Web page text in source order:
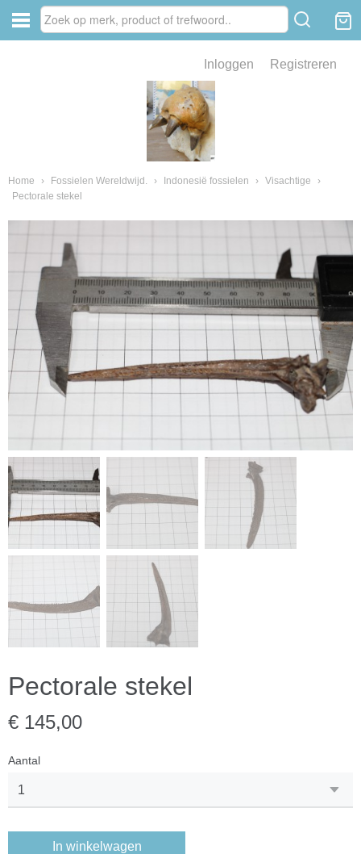
Inloggen Registreren
Home › Fossielen Wereldwijd. › Indonesië fossielen › Visachtige
›
Pectorale stekel
Pectorale stekel
€ 145,00
Aantal
In winkelwagen
van fossielen en mineralen